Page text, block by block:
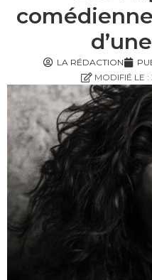
LA RÉDACTION
MODIFIÉ LE